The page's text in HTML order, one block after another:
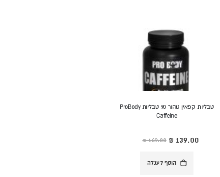
טבליות קפאין טהור 90 טבליות ProBody
Caffeine
‏169.00 ₪ מחיר
מיוחד
הוסף לעגלה